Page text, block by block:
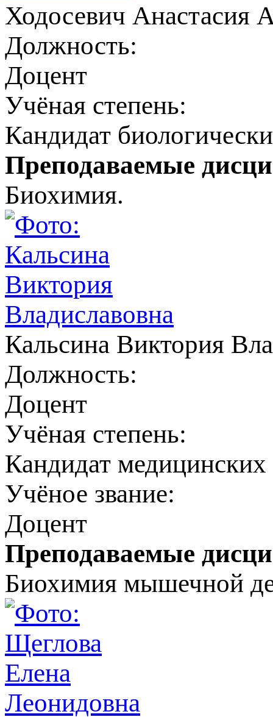
Ходосевич Анастасия
Должность:
Доцент
Учёная степень:
Кандидат
Преподаваемые
Биохимия.
Кальсина Виктория
Должность:
Доцент
Учёная степень:
Кандидат медицинских
Учёное звание:
Доцент
Преподаваемые
Биохимия мышечной